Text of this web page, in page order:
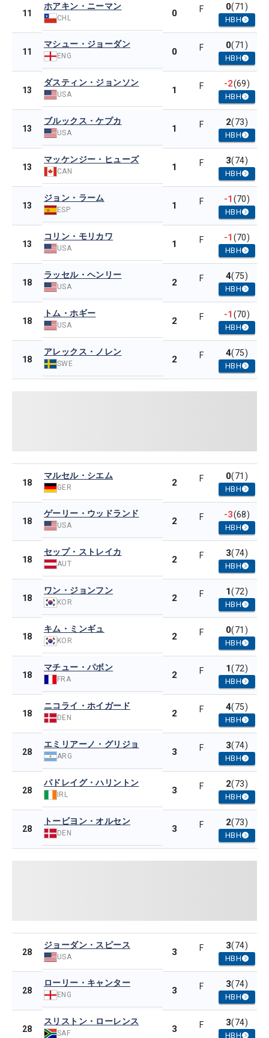
11
ホアキン・ニーマン
CHL 0 F 0(71)
HBH
11
マシュー・ジョーダン
ENG 0 F 0(71)
HBH
13
ダスティン・ジョンソン
USA 1 F -2(69)
HBH
13
ブルックス・ケプカ
USA 1 F 2(73)
HBH
13
マッケンジー・ヒューズ
CAN 1 F 3(74)
HBH
13
ジョン・ラーム
ESP 1 F -1(70)
HBH
13
コリン・モリカワ
USA 1 F -1(70)
HBH
18
ラッセル・ヘンリー
USA 2 F 4(75)
HBH
18
トム・ホギー
USA 2 F -1(70)
HBH
18
アレックス・ノレン
SWE 2 F 4(75)
HBH
18
マルセル・シエム
GER 2 F 0(71)
HBH
18
ゲーリー・ウッドランド
USA 2 F -3(68)
HBH
18
セップ・ストレイカ
AUT 2 F 3(74)
HBH
18
ワン・ジョンフン
KOR 2 F 1(72)
HBH
18
キム・ミンギュ
KOR 2 F 0(71)
HBH
18
マチュー・パボン
FRA 2 F 1(72)
HBH
18
ニコライ・ホイガード
DEN 2 F 4(75)
HBH
28
エミリアーノ・グリジョ
ARG 3 F 3(74)
HBH
28
パドレイグ・ハリントン
IRL 3 F 2(73)
HBH
28
トービヨン・オルセン
DEN 3 F 2(73)
HBH
28
ジョーダン・スピース
USA 3 F 3(74)
HBH
28
ローリー・キャンター
ENG 3 F 3(74)
HBH
28
スリストン・ローレンス
SAF 3 F 3(74)
HBH